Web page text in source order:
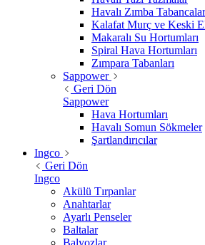
Havalı Zımba
Kalafat Murç ve Keski
Makaralı Su Hortumları
Spiral Hava Hortumları
Zımpara Tabanları
Sappower
Geri Dön
Sappower
Hava Hortumları
Havalı Somun Sökmeler
Şartlandırıcılar
Ingco
Geri Dön
Ingco
Akülü Tırpanlar
Anahtarlar
Ayarlı Penseler
Baltalar
Balyozlar